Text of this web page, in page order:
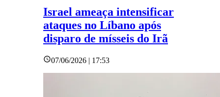
Israel ameaça intensificar
ataques no Líbano após
disparo de mísseis do Irã
07/06/2026 | 17:53